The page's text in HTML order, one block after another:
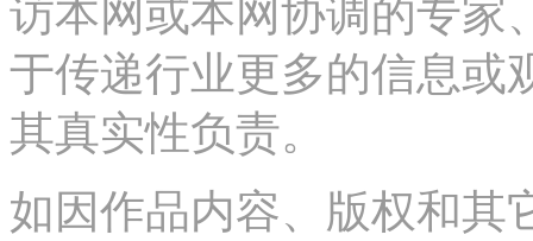
访本网或本网协调的专家
于传递行业更多的信息或
其真实性负责。
如因作品内容、版权和其